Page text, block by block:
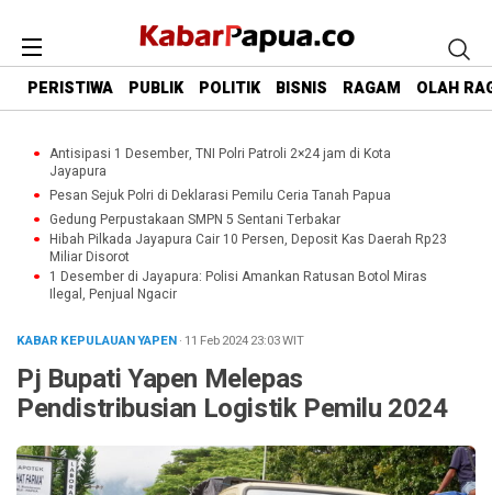
PERISTIWA PUBLIK POLITIK BISNIS RAGAM OLAH
Antisipasi 1 Desember, TNI Polri Patroli 2×24 jam di Kota
Jayapura
Pesan Sejuk Polri di Deklarasi Pemilu Ceria Tanah Papua
Gedung Perpustakaan SMPN 5 Sentani Terbakar
Hibah Pilkada Jayapura Cair 10 Persen, Deposit Kas Daerah Rp23
Miliar Disorot
1 Desember di Jayapura: Polisi Amankan Ratusan Botol Miras
Ilegal, Penjual Ngacir
KABAR KEPULAUAN YAPEN· 11 Feb 202423:03WIT
Pj Bupati Yapen Melepas
Pendistribusian Logistik Pemilu 2024